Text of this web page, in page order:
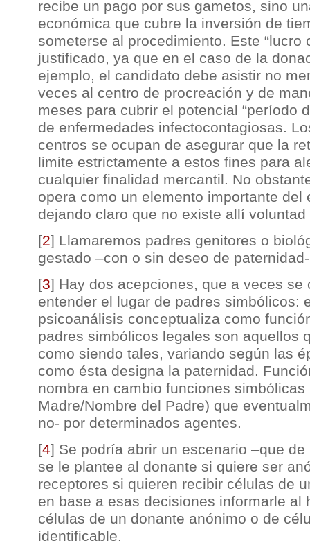
recibe un pago por sus gametos, sino
económica que cubre la inversión de
someterse al procedimiento. Este “lucro
justificado, ya que en el caso de la
ejemplo, el candidato debe asistir no
veces al centro de procreación y de
meses para cubrir el potencial “período
de enfermedades infectocontagiosas.
centros se ocupan de asegurar que la
limite estrictamente a estos fines para
cualquier finalidad mercantil. No
opera como un elemento importante del
dejando claro que no existe allí
[2] Llamaremos padres genitores o
gestado –con o sin deseo de
[3] Hay dos acepciones, que a veces se
entender el lugar de padres simbólicos:
psicoanálisis conceptualiza como
padres simbólicos legales son aquellos
como siendo tales, variando según las
como ésta designa la paternidad.
nombra en cambio funciones simbólicas
Madre/Nombre del Padre) que
no- por determinados agentes.
[4] Se podría abrir un escenario –que
se le plantee al donante si quiere ser
receptores si quieren recibir células de
en base a esas decisiones informarle al
células de un donante anónimo o de
identificable.